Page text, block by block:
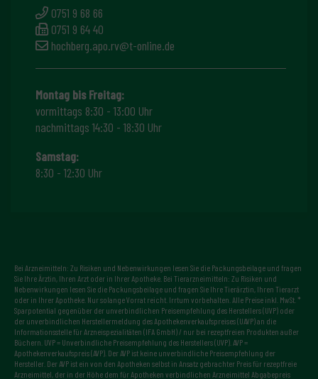
0751 9 68 66
0751 9 64 40
hochberg.apo.rv@t-online.de
Montag bis Freitag:
vormittags 8:30 - 13:00 Uhr
nachmittags 14:30 - 18:30 Uhr
Samstag:
8:30 - 12:30 Uhr
Bei Arzneimitteln: Zu Risiken und Nebenwirkungen lesen Sie die Packungsbeilage und fragen
Sie Ihre Ärztin, Ihren Arzt oder in Ihrer Apotheke. Bei Tierarzneimitteln: Zu Risiken und
Nebenwirkungen lesen Sie die Packungsbeilage und fragen Sie Ihre Tierärztin, Ihren Tierarzt
oder in Ihrer Apotheke. Nur solange Vorrat reicht. Irrtum vorbehalten. Alle Preise inkl. MwSt. *
Sparpotential gegenüber der unverbindlichen Preisempfehlung des Herstellers (UVP) oder
der unverbindlichen Herstellermeldung des Apothekenverkaufspreises (UAVP) an die
Informationsstelle für Arzneispezialitäten (IFA GmbH) / nur bei rezeptfreien Produkten außer
Büchern. UVP = Unverbindliche Preisempfehlung des Herstellers (UVP). AVP =
Apothekenverkaufspreis (AVP). Der AVP ist keine unverbindliche Preisempfehlung der
Hersteller. Der AVP ist ein von den Apotheken selbst in Ansatz gebrachter Preis für rezeptfreie
Arzneimittel, der in der Höhe dem für Apotheken verbindlichen Arzneimittel Abgabepreis